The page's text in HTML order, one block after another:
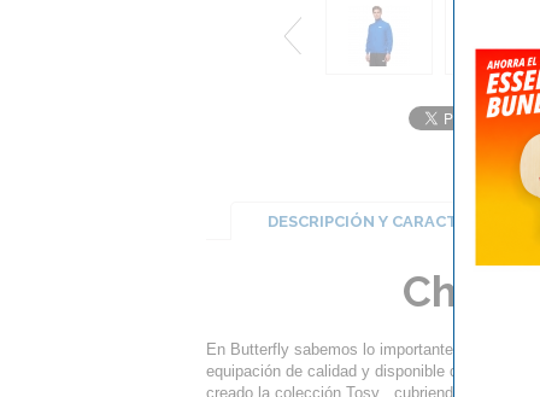
DESCRIPCIÓN Y CARACTERÍSTICAS
En Butterfly sabemos lo importante que es
equipación de calidad y disponible durante
creado la colección Tosy , cubriendo al 100%